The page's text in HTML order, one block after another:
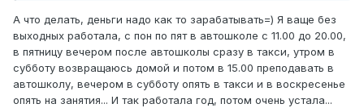
А что делать, деньги надо как то зарабатывать=) Я ваще без
выходных работала, с пон по пят в автошколе с 11.00 до 20.00,
в пятницу вечером после автошколы сразу в такси, утром в
субботу возвращаюсь домой и потом в 15.00 преподавать в
автошколу, вечером в субботу опять в такси и в воскресенье
опять на занятия... И так работала год, потом очень устала...